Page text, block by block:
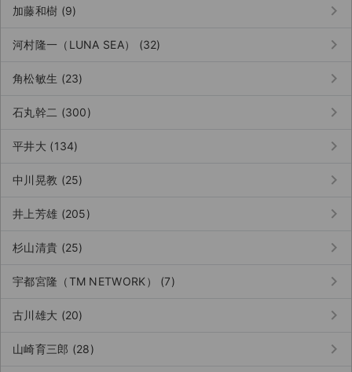
加藤和樹 (9) keyboard_arrow_right
河村隆一（LUNA SEA） (32) keyboard_arrow_right
角松敏生 (23) keyboard_arrow_right
石丸幹二 (300) keyboard_arrow_right
平井大 (134) keyboard_arrow_right
中川晃教 (25) keyboard_arrow_right
井上芳雄 (205) keyboard_arrow_right
杉山清貴 (25) keyboard_arrow_right
宇都宮隆（TM NETWORK） (7) keyboard_arrow_right
古川雄大 (20) keyboard_arrow_right
山崎育三郎 (28) keyboard_arrow_right